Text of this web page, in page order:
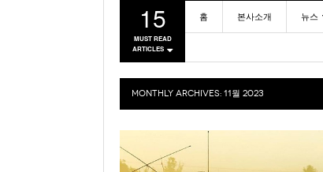
15
MUST READ
ARTICLES
홈 본사소개 뉴스
MONTHLY ARCHIVES: 11월 2023